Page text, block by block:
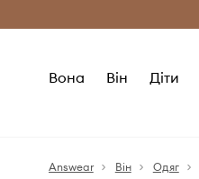
Вона Він Діти
Answear Він Одяг